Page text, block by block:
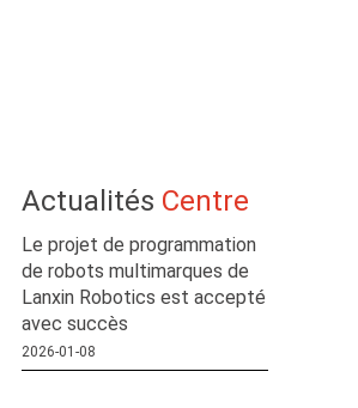
Actualités Centre
Le projet de programmation
de robots multimarques de
Lanxin Robotics est accepté
avec succès
2026-01-08